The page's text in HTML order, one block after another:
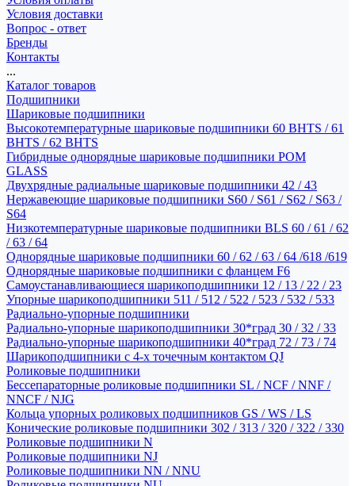
Условия доставки
Вопрос - ответ
Бренды
Контакты
...
Каталог товаров
Подшипники
Шариковые подшипники
Высокотемпературные шариковые подшипники 60 BHTS / 61
BHTS / 62 BHTS
Гибридные однорядные шариковые подшипники POM
GLASS
Двухрядные радиальные шариковые подшипники 42 / 43
Нержавеющие шариковые подшипники S60 / S61 / S62 / S63 /
S64
Низкотемпературные шариковые подшипники BLS 60 / 61 / 62
/ 63 / 64
Однорядные шариковые подшипники 60 / 62 / 63 / 64 /618 /619
Однорядные шариковые подшипники с фланцем F6
Самоустанавливающиеся шарикоподшипники 12 / 13 / 22 / 23
Упорные шарикоподшипники 511 / 512 / 522 / 523 / 532 / 533
Радиально-упорные подшипники
Радиально-упорные шарикоподшипники 30*град 30 / 32 / 33
Радиально-упорные шарикоподшипники 40*град 72 / 73 / 74
Шарикоподшипники с 4-х точечным контактом QJ
Роликовые подшипники
Бессепараторные роликовые подшипники SL / NCF / NNF /
NNCF / NJG
Кольца упорных роликовых подшипников GS / WS / LS
Конические роликовые подшипники 302 / 313 / 320 / 322 / 330
Роликовые подшипники N
Роликовые подшипники NJ
Роликовые подшипники NN / NNU